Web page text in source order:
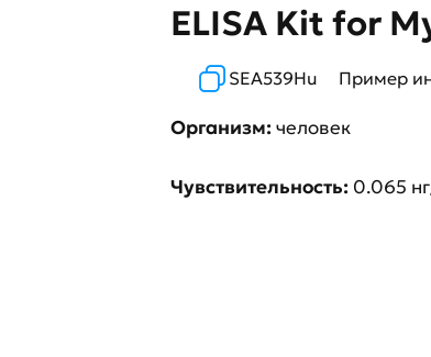
ELISA Kit for
SEA539Hu Пример
Организм:человек
Чувствительность: 0.065